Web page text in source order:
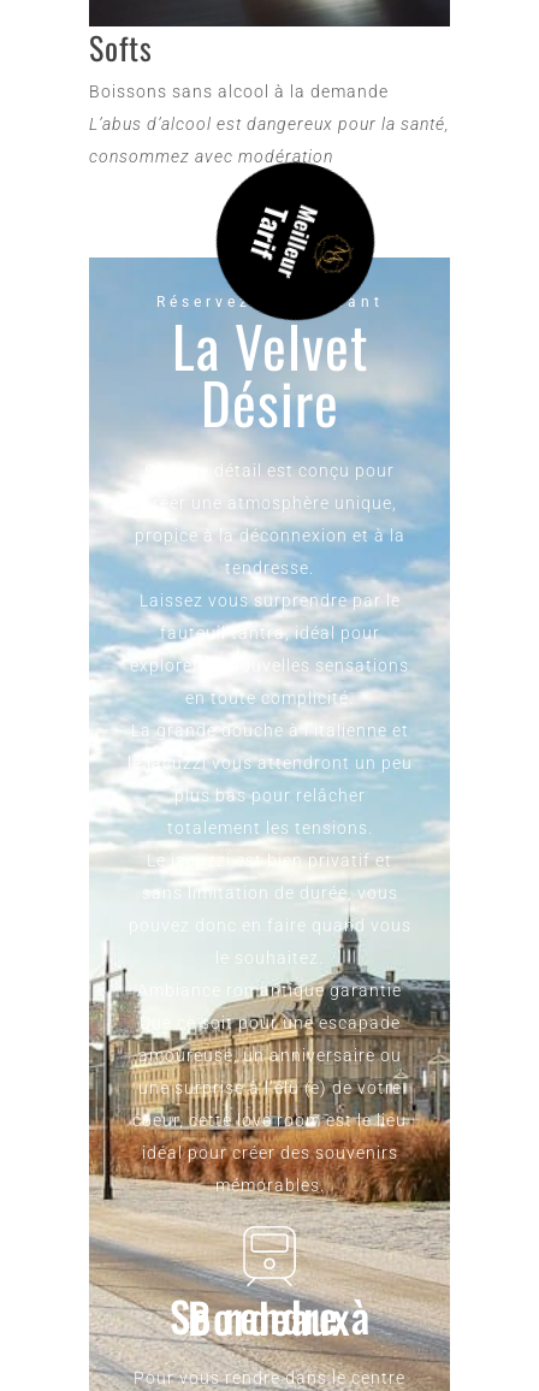
Softs
Boissons sans alcool à la demande
L’abus d’alcool est dangereux pour la santé,
consommez avec modération
Réservez maintenant
La Velvet
Désire
Chaque détail est conçu pour
créer une atmosphère unique,
propice à la déconnexion et à la
tendresse.
Laissez vous surprendre par le
fauteuil tantra, idéal pour
explorer de nouvelles sensations
en toute complicité.
La grande douche à l’italienne et
le jacuzzi vous attendront un peu
plus bas pour relâcher
totalement les tensions.
Le jacuzzi est bien privatif et
sans limitation de durée, vous
pouvez donc en faire quand vous
le souhaitez.
Ambiance romantique garantie
Que ce soit pour une escapade
amoureuse, un anniversaire ou
une surprise à l’élu (e) de votre
coeur, cette love room est le lieu
idéal pour créer des souvenirs
mémorables.
Se rendre à Bordeaux
Pour vous rendre dans le centre